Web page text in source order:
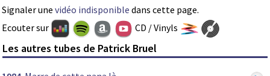
Signaler une vidéo indisponible dans cette page.
Ecouter sur
CD / Vinyls
Les autres tubes de Patrick Bruel